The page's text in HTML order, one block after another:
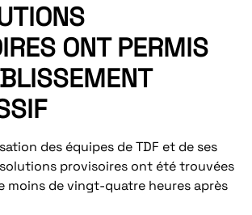
ONT PERMIS
des équipes de TDF et de ses
provisoires ont été trouvées
moins de vingt-quatre heures après